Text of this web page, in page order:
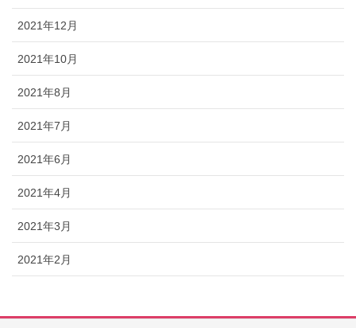
2021年12月
2021年10月
2021年8月
2021年7月
2021年6月
2021年4月
2021年3月
2021年2月